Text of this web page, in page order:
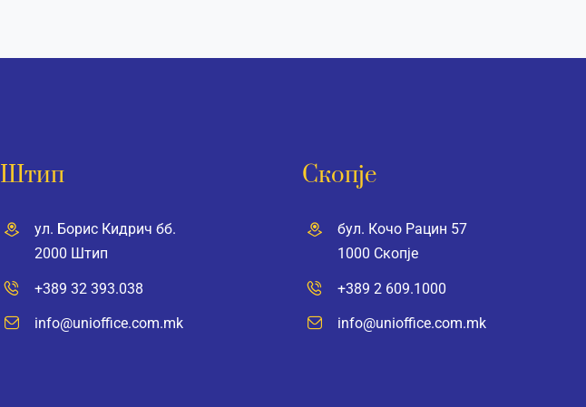
Штип
ул. Борис Кидрич бб.
2000 Штип
+389 32 393.038
info@unioffice.com.mk
Скопје
бул. Кочо Рацин 57
1000 Скопје
+389 2 609.1000
info@unioffice.com.mk